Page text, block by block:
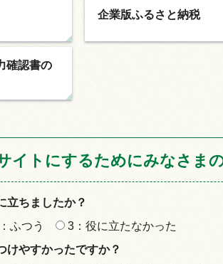
確認書の
企業版ふるさと納税
イトにするためにみなさま
立ちましたか？
ふつう
3：役に立たなかった
けやすかったですか？